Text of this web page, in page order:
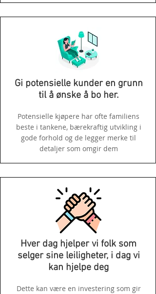
Gi potensielle kunder en grunn
til å ønske å bo her.
Potensielle kjøpere har ofte familiens
beste i tankene, bærekraftig utvikling i
gode forhold og de legger merke til
detaljer som omgir dem
Hver dag hjelper vi folk som
selger sine leiligheter, i dag vi
kan hjelpe deg
Dette kan være en investering som gir